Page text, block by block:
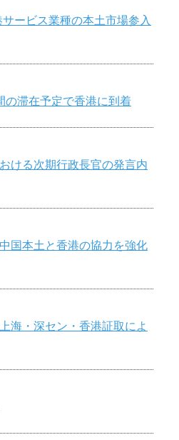
ービス業種の本土市場参入
の滞在予定で香港に到着
ける次期行政長官の発言内
国本土と香港の協力を強化
海・深セン・香港証取によ